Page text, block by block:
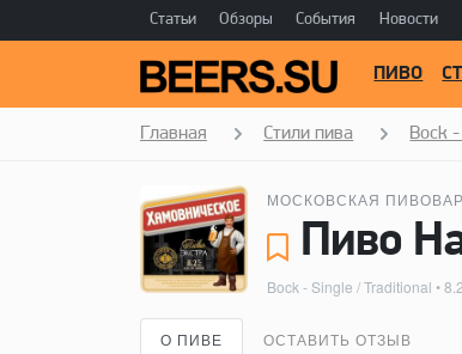
Статьи Обзоры События Новости
ПИВО
Главная Стили пива Bock
МОСКОВСКАЯ
Bock - Single / Traditional •
О ПИВЕ ОСТАВИТЬ ОТЗЫВ